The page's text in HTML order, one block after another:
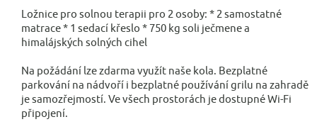
Ložnice pro solnou terapii pro 2 osoby: * 2 samostatné
matrace * 1 sedací křeslo * 750 kg soli ječmene a
himalájských solných cihel
Na požádání lze zdarma využít naše kola. Bezplatné
parkování na nádvoří i bezplatné používání grilu na zahradě
je samozřejmostí. Ve všech prostorách je dostupné Wi-Fi
připojení.